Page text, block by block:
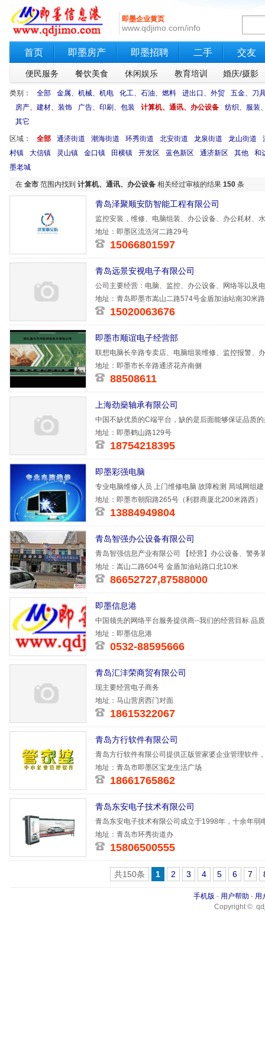
即墨企业黄页
www.qdjimo.com/info
首页 即墨房产 即墨招聘 二手 交友
便民服务 餐饮美食 休闲娱乐 教育培训 婚庆/摄影
类别： 全部 金属、机械、机电 化工、石油、燃料 进出口、外贸
五金、刀
房产、建材、装饰
广告、印刷、包装 计算机、通讯、办公设备
纺织、服装
其它
区域： 全部 通济街道 潮海街道 环秀街道 北安街道 龙泉街道 龙山街道
村镇
大信镇 灵山镇 金口镇 田横镇 开发区 蓝色新区 通济新区 其他
和
墨老城
在 全市 范围内找到 计算机、通讯、办公设备 相关经过审核的结果 150 条
青岛泽聚顺安防智能工程有限公司
监控安装，维修、电脑组装、办公设备、办公耗材、
维护。承
地址：即墨区流浩河二路29号
15066801597
青岛远景安视电子有限公司
公司主要经营：电脑、监控、办公设备、网络等以及
验。
地址：青岛即墨市嵩山二路574号金盾加油站南30米
15020063676
即墨市顺谊电子经营部
联想电脑长辛路专卖店、电脑组装维修、监控报警、
地址：即墨市长辛路通济花卉南侧
88508611
上海劲燊轴承有限公司
中国不缺优质的C端平台，缺的是后面能够保证品质
业M端的革命
地址：即墨鹤山路129号
18754218395
即墨彩强电脑
专业电脑维修人员 上门维修电脑 故障检测 局域网组
地址：即墨市朝阳路265号（利群商厦北200米路西）
13884949804
青岛智强办公设备有限公司
青岛智强信息产业有限公司 【经营】办公设备、警
布线；监
地址：嵩山二路604号 金盾加油站路口北10米
86652727,87588000
即墨信息港
中国领先的网络平台服务提供商--我们的经营目标 品
地址：即墨信息港
0532-88595666
青岛汇沣荣商贸有限公司
现主要经营电子商务
地址：马山营房西门对面
18615322067
青岛方行软件有限公司
青岛方行软件有限公司提供正版管家婆企业管理软件
件，操作简单
地址：青岛市即墨区宝龙生活广场
18661765862
青岛东安电子技术有限公司
青岛东安电子技术有限公司成立于1998年，十余年
识别系统，
地址：青岛市环秀街道办
15806500555
共150条 1 2 3 4 5 6 7
手机版 - 用户帮助 - 用
Copyright ©